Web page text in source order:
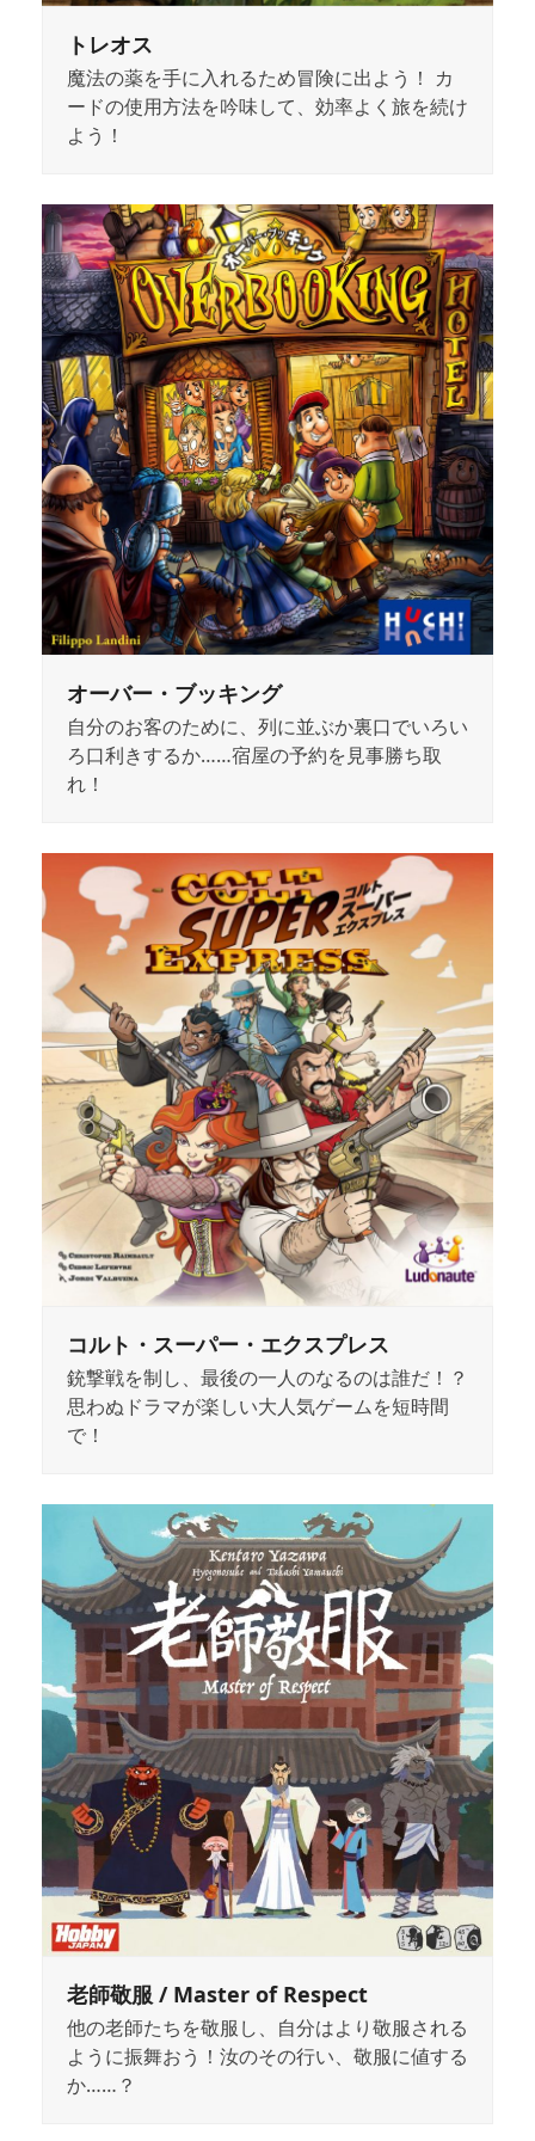
トレオス
魔法の薬を手に入れるため冒険に出よう！ カ
ードの使用方法を吟味して、効率よく旅を続け
よう！
オーバー・ブッキング
自分のお客のために、列に並ぶか裏口でいろい
ろ口利きするか……宿屋の予約を見事勝ち取
れ！
コルト・スーパー・エクスプレス
銃撃戦を制し、最後の一人のなるのは誰だ！？
思わぬドラマが楽しい大人気ゲームを短時間
で！
老師敬服 / Master of Respect
他の老師たちを敬服し、自分はより敬服される
ように振舞おう！汝のその行い、敬服に値する
か……？